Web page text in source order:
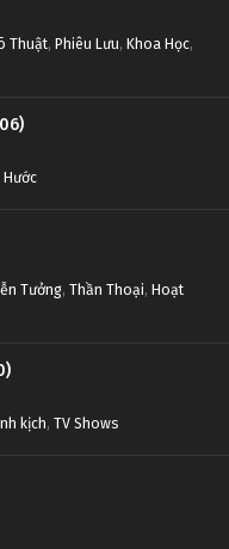
Thuật, Phiêu Lưu, Khoa Học,
Hước
Tưởng, Thần Thoại, Hoạt
kịch, TV Shows